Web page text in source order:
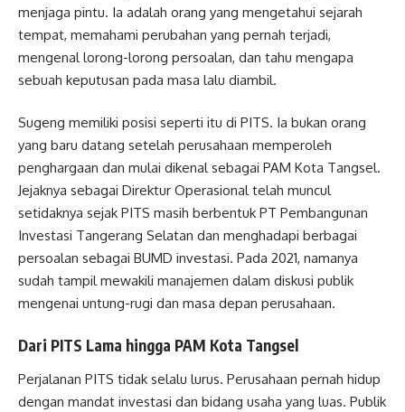
menjaga pintu. Ia adalah orang yang mengetahui sejarah
tempat, memahami perubahan yang pernah terjadi,
mengenal lorong-lorong persoalan, dan tahu mengapa
sebuah keputusan pada masa lalu diambil.
Sugeng memiliki posisi seperti itu di PITS. Ia bukan orang
yang baru datang setelah perusahaan memperoleh
penghargaan dan mulai dikenal sebagai PAM Kota Tangsel.
Jejaknya sebagai Direktur Operasional telah muncul
setidaknya sejak PITS masih berbentuk PT Pembangunan
Investasi Tangerang Selatan dan menghadapi berbagai
persoalan sebagai BUMD investasi. Pada 2021, namanya
sudah tampil mewakili manajemen dalam diskusi publik
mengenai untung-rugi dan masa depan perusahaan.
Dari PITS Lama hingga PAM Kota Tangsel
Perjalanan PITS tidak selalu lurus. Perusahaan pernah hidup
dengan mandat investasi dan bidang usaha yang luas. Publik